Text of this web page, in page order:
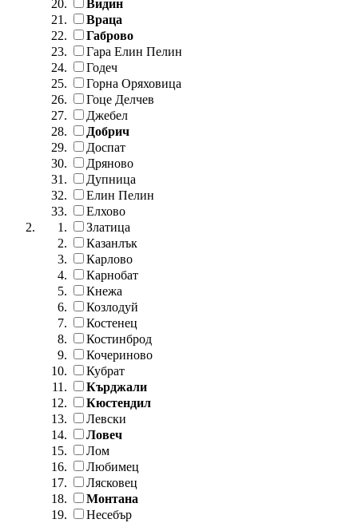
Видин
Враца
Габрово
Гара Елин Пелин
Годеч
Горна Оряховица
Гоце Делчев
Джебел
Добрич
Доспат
Дряново
Дупница
Елин Пелин
Елхово
Златица
Казанлък
Карлово
Карнобат
Кнежа
Козлодуй
Костенец
Костинброд
Кочериново
Кубрат
Кърджали
Кюстендил
Левски
Ловеч
Лом
Любимец
Лясковец
Монтана
Несебър